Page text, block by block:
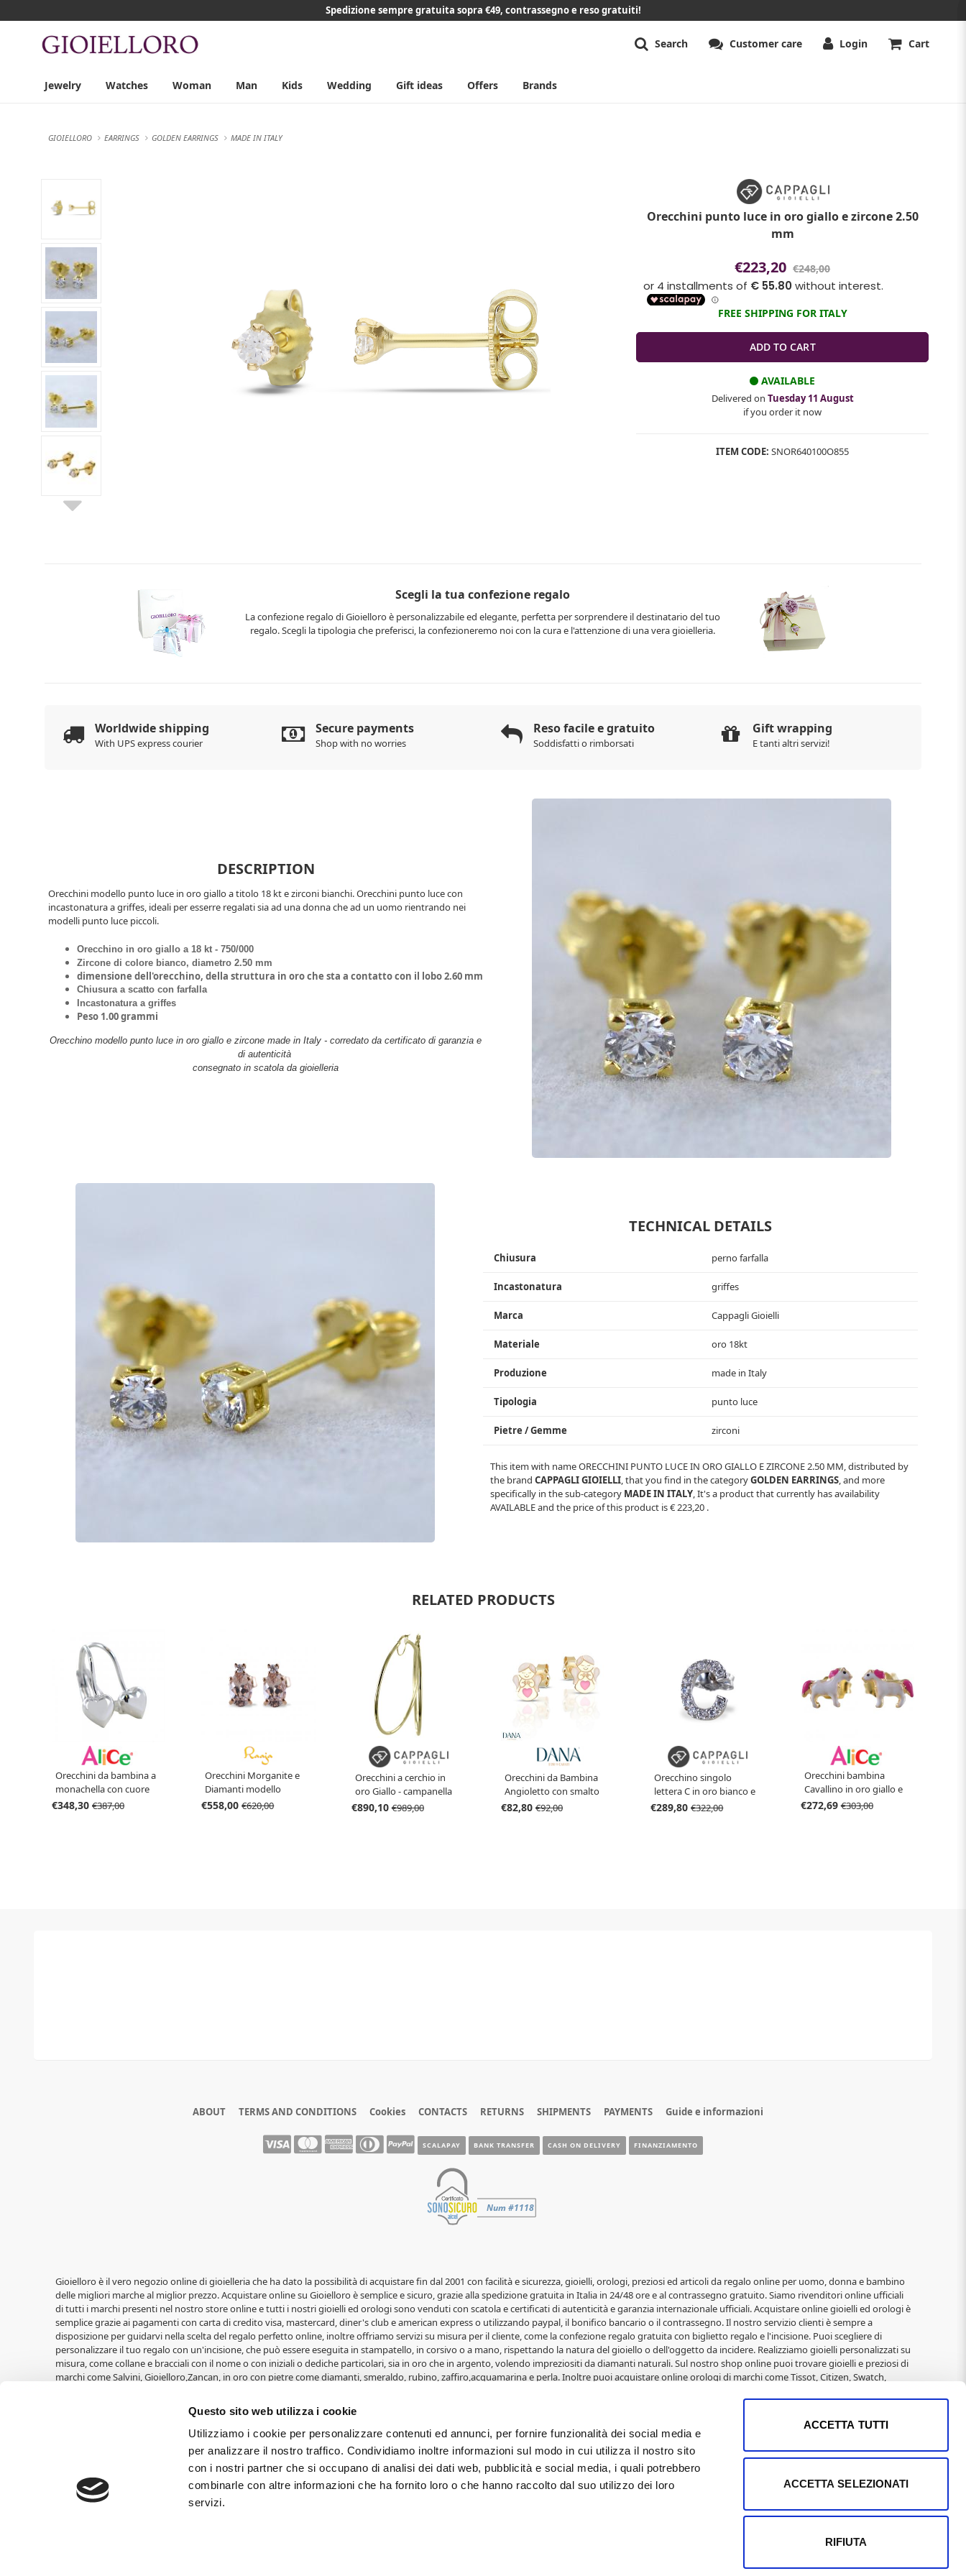
Questo sito web utilizza i cookie
Utilizziamo i cookie per personalizzare contenuti ed annunci, per fornire funzionalità dei social media e
per analizzare il nostro traffico. Condividiamo inoltre informazioni sul modo in cui utilizza il nostro sito
con i nostri partner che si occupano di analisi dei dati web, pubblicità e social media, i quali potrebbero
combinarle con altre informazioni che ha fornito loro o che hanno raccolto dal suo utilizzo dei loro
servizi.
ACCETTA TUTTI
ACCETTA SELEZIONATI
RIFIUTA
Spedizione sempre gratuita sopra €49, contrassegno e reso gratuiti!
Search Customer care Login Cart
Jewelry Watches Woman Man Kids Wedding Gift ideas Offers Brands
GIOIELLORO EARRINGS GOLDEN EARRINGS MADE IN ITALY
Orecchini punto luce in oro giallo e zircone 2.50
mm
€223,20 €248,00
FREE SHIPPING FOR ITALY
AVAILABLE
Delivered on Tuesday 11 August
if you order it now
ITEM CODE: SNOR640100O855
Scegli la tua confezione regalo
La confezione regalo di Gioielloro è personalizzabile ed elegante, perfetta per sorprendere il destinatario del tuo
regalo. Scegli la tipologia che preferisci, la confezioneremo noi con la cura e l'attenzione di una vera gioielleria.
Worldwide shipping
With UPS express courier
Secure payments
Shop with no worries
Reso facile e gratuito
Soddisfatti o rimborsati
Gift wrapping
E tanti altri servizi!
DESCRIPTION
Orecchini modello punto luce in oro giallo a titolo 18 kt e zirconi bianchi. Orecchini punto luce con
incastonatura a griffes, ideali per esserre regalati sia ad una donna che ad un uomo rientrando nei
modelli punto luce piccoli.
Orecchino in oro giallo a 18 kt - 750/000
Zircone di colore bianco, diametro 2.50 mm
dimensione dell'orecchino, della struttura in oro che sta a contatto con il lobo 2.60 mm
Chiusura a scatto con farfalla
Incastonatura a griffes
Peso 1.00 grammi
Orecchino modello punto luce in oro giallo e zircone made in Italy - corredato da certificato di garanzia e
di autenticità
consegnato in scatola da gioielleria
TECHNICAL DETAILS
Chiusura perno farfalla
Incastonatura griffes
Marca Cappagli Gioielli
Materiale oro 18kt
Produzione made in Italy
Tipologia punto luce
Pietre / Gemme zirconi
This item with nameORECCHINI PUNTO LUCE IN ORO GIALLO E ZIRCONE 2.50 MM , distributed by
the brand CAPPAGLI GIOIELLI , that you find in the categoryGOLDEN EARRINGS , and more
specifically in the sub-category MADE IN ITALY , It's a product that currently has availability
AVAILABLEand the price of this product is€ 223,20 .
RELATED PRODUCTS
Orecchini da bambina a
monachella con cuore
pendente in oro bianco
€348,30 €387,00
Orecchini Morganite e
Diamanti modello
Mahila piccolo
€558,00€620,00
Orecchini a cerchio in
oro Giallo - campanella
grande 53 mm
€890,10€989,00
Orecchini da Bambina
Angioletto con smalto
rosa e bianco in oro 9 kt
€82,80 €92,00
Orecchino singolo
lettera C in oro bianco e
zirconi
€289,80€322,00
Orecchini bambina
Cavallino in oro giallo e
smalti
€272,69€303,00
ABOUT TERMS AND CONDITIONS Cookies CONTACTS RETURNS SHIPMENTS PAYMENTS Guide e informazioni
SCALAPAY BANK TRANSFER CASH ON DELIVERY FINANZIAMENTO
Gioielloro è il vero negozio online di gioielleria che ha dato la possibilità di acquistare fin dal 2001 con facilità e sicurezza, gioielli, orologi, preziosi ed articoli da regalo online per uomo, donna e bambino
delle migliori marche al miglior prezzo. Acquistare online su Gioielloro è semplice e sicuro, grazie alla spedizione gratuita in Italia in 24/48 ore e al contrassegno gratuito. Siamo rivenditori online ufficiali
di tutti i marchi presenti nel nostro store online e tutti i nostri gioielli ed orologi sono venduti con scatola e certificati di autenticità e garanzia internazionale ufficiali. Acquistare online gioielli ed orologi è
semplice grazie ai pagamenti con carta di credito visa, mastercard, diner's club e american express o utilizzando paypal, il bonifico bancario o il contrassegno. Il nostro servizio clienti è sempre a
disposizione per guidarvi nella scelta del regalo perfetto online, inoltre offriamo servizi su misura per il cliente, come la confezione regalo gratuita con biglietto regalo e l'incisione. Puoi scegliere di
personalizzare il tuo regalo con un'incisione, che può essere eseguita in stampatello, in corsivo o a mano, rispettando la natura del gioiello o dell'oggetto da incidere. Realizziamo gioielli personalizzati su
misura, come collane e bracciali con il nome o con iniziali o dediche particolari, sia in oro che in argento, volendo impreziositi da diamanti naturali. Sul nostro shop online puoi trovare gioielli e preziosi di
marchi come Salvini, Gioielloro,Zancan, in oro con pietre come diamanti, smeraldo, rubino, zaffiro,acquamarina e perla. Inoltre puoi acquistare online orologi di marchi come Tissot, Citizen, Swatch,
Cuori Milano. Idee regalo per le nascite di Walt Disney, cornici, portafoto, album e articoli in oro. Svariate medaglie in oro 18 carati con Immagini Sacre, San Francesco, Padre Pio, Madonna Miracolosa,
Croci e tante altre. Ricordatevi di entrare nell'area Outlet troverete grandi affari su orologi e gioielli. Per ogni occasione, Natale per uomo e Natale per donna, San Valentino, Anniversari,
Cresime,Comunioni, Nascite, Compleanni, Lauree, Matrimoni.
Gioielloro, gioielleria online vendita orologi e vendita gioielli - Proprietà di Cappagli Gioielli srl - Fornacette - Pisa. Iscrizione CCIA e P.IVA 01169400502 REA Pisa n°104795 il 9/3/1991 Capitale Sociale
60.000,00 euro I.V. SIAMO RIVENDITORI AUTORIZZATI DEI MARCHI PROPOSTI. Le foto e le immagini dei prodotti sono di proprietà dei legittimi proprietari e sono puramente indicative, in quanto
possono differire nei loro effetti a seconda del tipo di monitor o di dispositivo utilizzato. Le condizioni ed i prezzi sono riservati agli ordini effettuati direttamente dal sito. I LOGHI sono coperti da
copyright ed appartengono ai legittimi proprietari.